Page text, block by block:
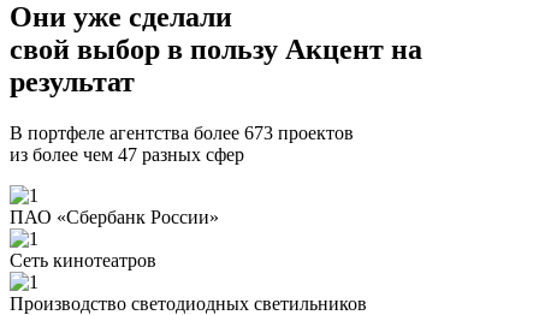
Они уже сделали
свой выбор в пользу Акцент на
результат
В портфеле агентства более 673 проектов
из более чем 47 разных сфер
ПАО «Сбербанк России»
Сеть кинотеатров
Производство светодиодных светильников